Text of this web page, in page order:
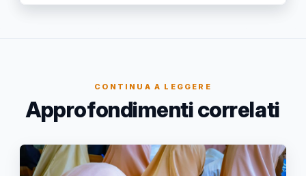
CONTINUA A LEGGERE
Approfondimenti correlati